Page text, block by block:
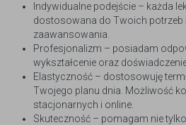
Indywidualne podejście – każda
dostosowana do Twoich potrzeb
zaawansowania.
Profesjonalizm – posiadam
wykształcenie oraz
Elastyczność – dostosowuję
Twojego planu dnia. Możliwość
stacjonarnych i online.
Skuteczność – pomagam nie